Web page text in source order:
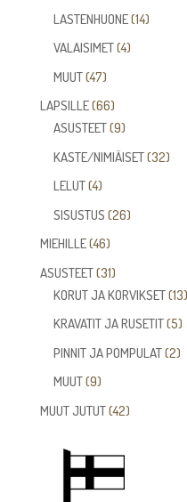
LASTENHUONE 1414
VALAISIMET 44
MUUT 4747
tuotetta
LAPSILLE 6666
tuotetta
ASUSTEET 99
tuotetta
KASTE/NIMIÄISET 3232
LELUT 44
tuotetta
SISUSTUS 2626
MIEHILLE 4646
tuotetta
ASUSTEET 3131
tuotetta
KORUT JA KORVIKSET 1313
KRAVATIT JA RUSETIT 55
PINNIT JA POMPULAT 22
MUUT 99
tuotetta
MUUT JUTUT 4242